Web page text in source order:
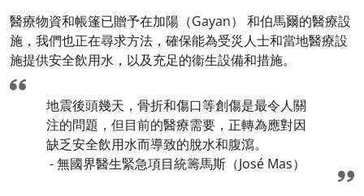
醫療物資和帳篷已贈予在加陽（Gayan） 和伯馬爾的醫療設
施，我們也正在尋求方法，確保能為受災人士和當地醫療設
施提供安全飲用水，以及充足的衞生設備和措施。
地震後頭幾天，骨折和傷口等創傷是最令人關
注的問題，但目前的醫療需要，正轉為應對因
缺乏安全飲用水而導致的脫水和腹瀉。
- 無國界醫生緊急項目統籌馬斯（José Mas）